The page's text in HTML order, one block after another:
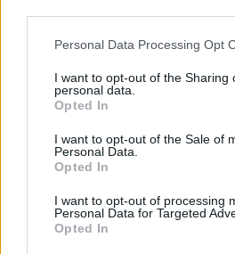
Personal Data Processing Opt
I want to opt-out of the Sharing
personal data.
Opted In
I want to opt-out of the Sale of
Personal Data.
Opted In
I want to opt-out of processing
Personal Data for Targeted
Opted In
Orione
28 Giugno 2016
In "Ultim'ora"
CONDIVIDERE: